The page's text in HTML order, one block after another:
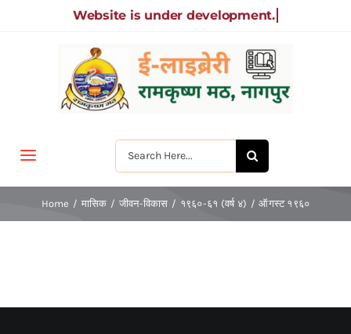
Search
for:
Toggle
Navigation
मुखपृष्ठ
श्रीरामकृष्ण
Home मासिक जीवन-विकास १९६०-६१ (वर्ष ४) ऑगस्ट १९६०